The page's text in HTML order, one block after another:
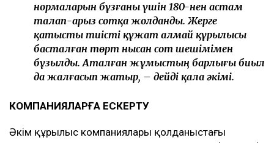
нормаларын бұзғаны үшін 180-нен астам
талап-арыз сотқа жолданды. Жерге
қатысты тиісті құжат алмай құрылысы
басталған төрт нысан сот шешімімен
бұзылды. Аталған жұмыстың барлығы биыл
да жалғасып жатыр, – дейді қала әкімі.
КОМПАНИЯЛАРҒА ЕСКЕРТУ
Әкім құрылыс компаниялары қолданыстағы